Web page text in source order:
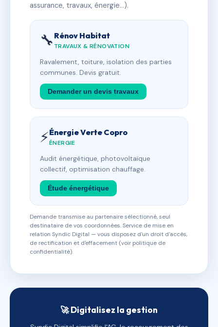
assurance, travaux, énergie…).
🔧 Rénov Habitat
TRAVAUX & RÉNOVATION
Ravalement, toiture, isolation des parties
communes. Devis gratuit.
Demander un devis travaux
⚡Énergie Verte Copro
ÉNERGIE
Audit énergétique, photovoltaïque
collectif, optimisation chauffage.
Étude énergétique
Demande transmise au partenaire sélectionné, seul
destinataire de vos coordonnées. Service de mise en
relation Syndic Digital — vous disposez d'un droit d'accès,
de rectification et d'effacement (voir politique de
confidentialité).
🚀 Digitalisez la gestion